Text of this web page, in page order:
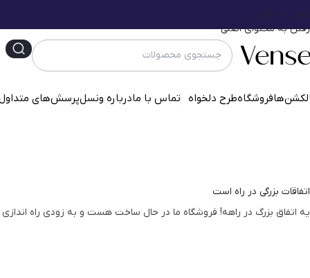
عبور به ناوبری
رفتن به محتوای اصلی
فروشگاهطرح دلخواه تماس با مادرباره ونسلپرسش‌‌های
اتفاقات بزرگی در راه است
یه اتفاق بزرگ در راهه! فروشگاه ما در حال ساخت هست و به زودی راه